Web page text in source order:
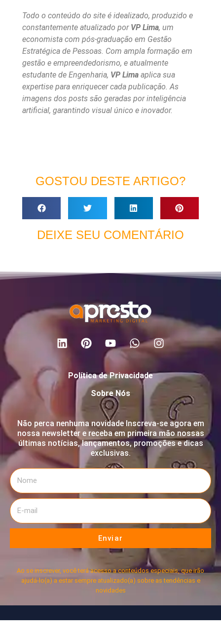
Todo o conteúdo do site é idealizado, produzido e
constantemente atualizado por VP Lima, um
economista com pós-graduação em Gestão
Estratégica de Pessoas. Com ampla formação em
gestão e empreendedorismo, e atualmente
estudante de Engenharia, VP Lima aplica sua
expertise para enriquecer cada publicação. As
imagens dos posts são geradas por inteligência
artificial, garantindo visual único e inovador.
GOSTOU DESTE ARTIGO?
DEIXE SEU COMENTÁRIO
Política de Privacidade
Sobre Nós
Não perca nenhuma novidade Inscreva-se agora em
nossa newsletter e receba em primeira mão nossas
últimas notícias, lançamentos, promoções e dicas
exclusivas.
Enviar
Ao se inscrever, você terá acesso a conteúdos especiais, que irão
ajudá-lo(a) a estar sempre atualizado(a) sobre as tendências e
novidades